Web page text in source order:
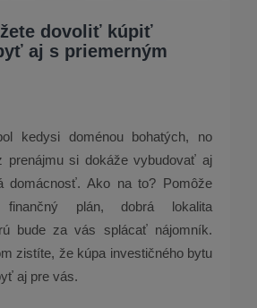
dovoliť kúpiť
aj s priemerným
kedysi doménou bohatých, no
prenájmu si dokáže vybudovať aj
domácnosť. Ako na to? Pomôže
plán, dobrá lokalita
bude za vás splácať nájomník.
zistíte, že kúpa investičného bytu
aj pre vás.